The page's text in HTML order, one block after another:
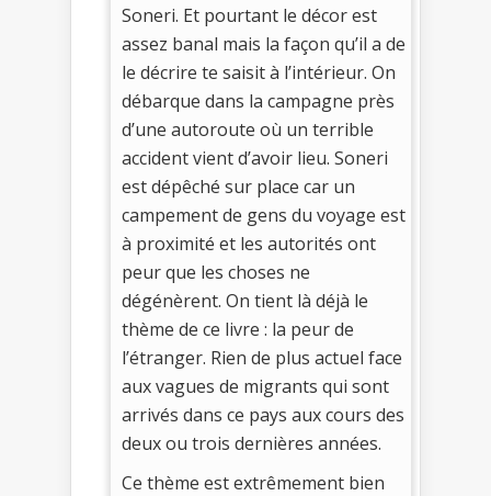
Soneri. Et pourtant le décor est
assez banal mais la façon qu’il a de
le décrire te saisit à l’intérieur. On
débarque dans la campagne près
d’une autoroute où un terrible
accident vient d’avoir lieu. Soneri
est dépêché sur place car un
campement de gens du voyage est
à proximité et les autorités ont
peur que les choses ne
dégénèrent. On tient là déjà le
thème de ce livre : la peur de
l’étranger. Rien de plus actuel face
aux vagues de migrants qui sont
arrivés dans ce pays aux cours des
deux ou trois dernières années.
Ce thème est extrêmement bien